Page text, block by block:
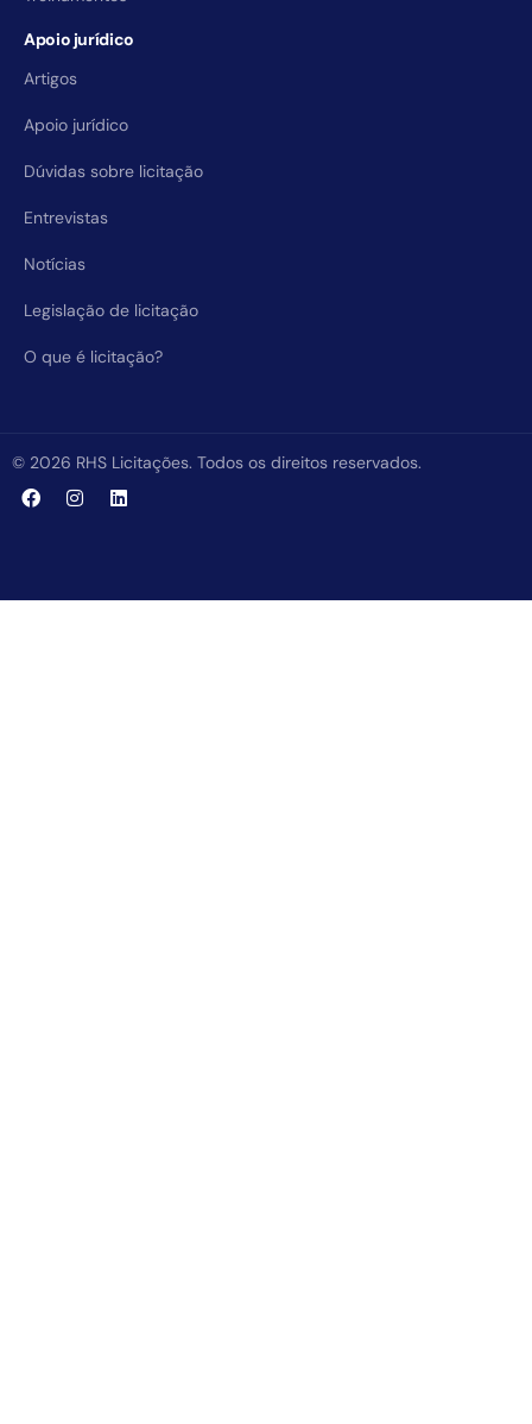
Apoio jurídico
Artigos
Apoio jurídico
Dúvidas sobre licitação
Entrevistas
Notícias
Legislação de licitação
O que é licitação?
© 2026 RHS Licitações. Todos os direitos reservados.